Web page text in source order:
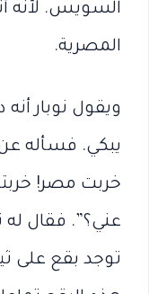
السويس. لأنه
المصرية.
ويقول نوبار
يبكي. فسأله
خربت مصر!
عني؟”. فقال له
توجد بقع على